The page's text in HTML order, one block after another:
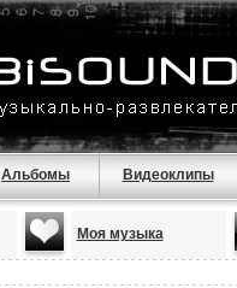
Альбомы Видеоклипы
Моя музыка